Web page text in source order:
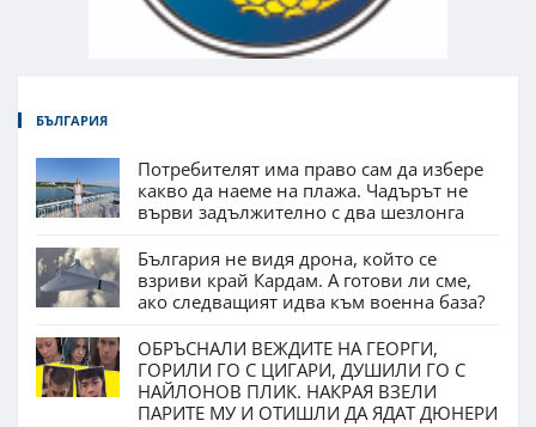
БЪЛГАРИЯ
Потребителят има право сам да избере
какво да наеме на плажа. Чадърът не
върви задължително с два шезлонга
България не видя дрона, който се
взриви край Кардам. А готови ли сме,
ако следващият идва към военна база?
ОБРЪСНАЛИ ВЕЖДИТЕ НА ГЕОРГИ,
ГОРИЛИ ГО С ЦИГАРИ, ДУШИЛИ ГО С
НАЙЛОНОВ ПЛИК. НАКРАЯ ВЗЕЛИ
ПАРИТЕ МУ И ОТИШЛИ ДА ЯДАТ ДЮНЕРИ